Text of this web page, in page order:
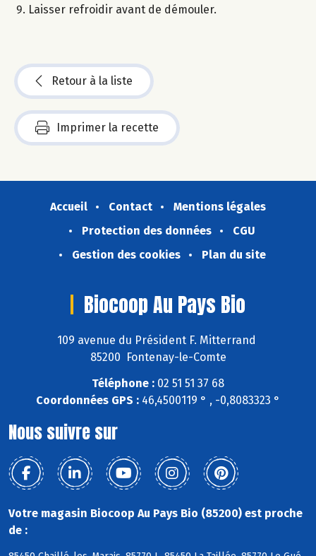
Laisser refroidir avant de démouler.
Retour à la liste
Imprimer la recette
Accueil Contact
Mentions légales
Protection des données
CGU
Gestion des cookies
Plan du site
Biocoop Au Pays Bio
109 avenue du Président F. Mitterrand
85200 Fontenay-le-Comte
Téléphone : 02 51 51 37 68
Coordonnées GPS : 46,4500119 ° , -0,8083323 °
Nous suivre sur
Votre magasin Biocoop Au Pays Bio (85200) est proche
de :